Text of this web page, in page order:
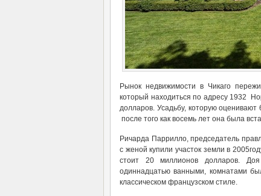
Рынок недвижимости в Чикаго
который находиться по адресу 1932
долларов. Усадьбу, которую
после того как восемь лет она была
Ричарда Паррилло, председатель
с женой купили участок земли в
стоит 20 миллионов долларов.
одиннадцатью ванными, комнатами
классическом французском стиле.